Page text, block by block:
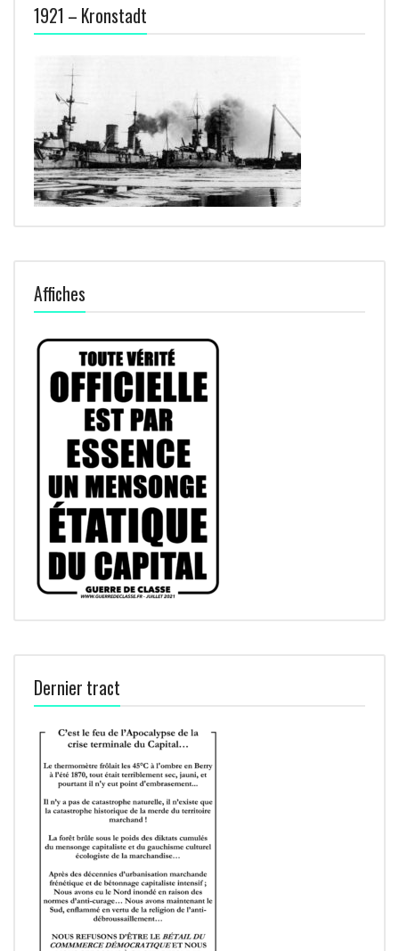
1921 – Kronstadt
Affiches
Dernier tract